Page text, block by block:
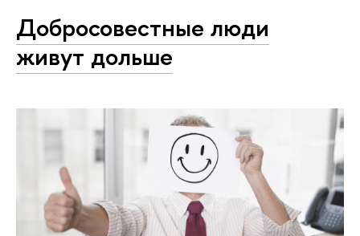
Добросовестные люди
живут дольше